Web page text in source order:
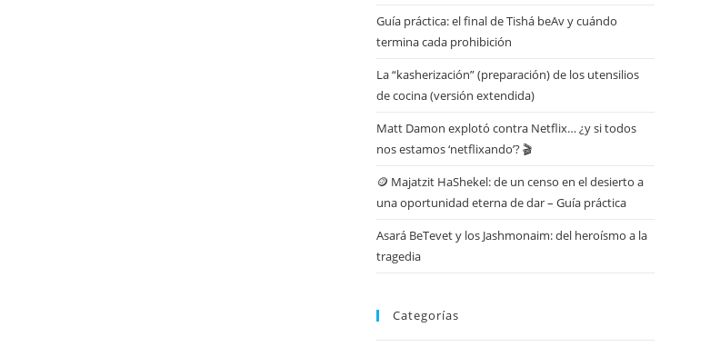
Guía práctica: el final de Tishá beAv y cuándo
termina cada prohibición
La “kasherización” (preparación) de los utensilios
de cocina (versión extendida)
Matt Damon explotó contra Netflix… ¿y si todos
nos estamos ‘netflixando’? 🎬
🪙 Majatzit HaShekel: de un censo en el desierto a
una oportunidad eterna de dar – Guía práctica
Asará BeTevet y los Jashmonaim: del heroísmo a la
tragedia
Categorías